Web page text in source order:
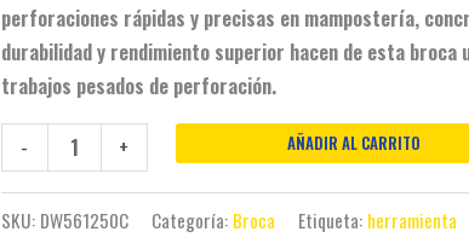
perforaciones rápidas y precisas en mampostería,
durabilidad y rendimiento superior hacen de esta broca
trabajos pesados de perforación.
- + AÑADIR AL CARRITO
SKU: DW561250C Categoría: Broca Etiqueta: herramienta